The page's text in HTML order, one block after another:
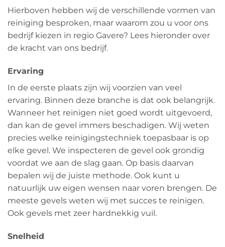
Hierboven hebben wij de verschillende vormen van
reiniging besproken, maar waarom zou u voor ons
bedrijf kiezen in regio Gavere? Lees hieronder over
de kracht van ons bedrijf.
Ervaring
In de eerste plaats zijn wij voorzien van veel
ervaring. Binnen deze branche is dat ook belangrijk.
Wanneer het reinigen niet goed wordt uitgevoerd,
dan kan de gevel immers beschadigen. Wij weten
precies welke reinigingstechniek toepasbaar is op
elke gevel. We inspecteren de gevel ook grondig
voordat we aan de slag gaan. Op basis daarvan
bepalen wij de juiste methode. Ook kunt u
natuurlijk uw eigen wensen naar voren brengen. De
meeste gevels weten wij met succes te reinigen.
Ook gevels met zeer hardnekkig vuil.
Snelheid